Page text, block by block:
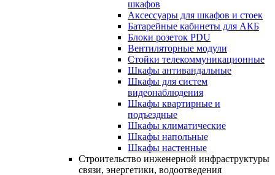
шкафов
Аксессуары для шкафов и стоек
Батарейные кабинеты для АКБ
Блоки розеток PDU
Вентиляторные модули
Стойки телекоммуникационные
Шкафы антивандальные
Шкафы для систем
видеонаблюдения
Шкафы квартирные и
подъездные
Шкафы климатические
Шкафы напольные
Шкафы настенные
Строительство инженерной инфраструктуры
связи, энергетики, водоотведения